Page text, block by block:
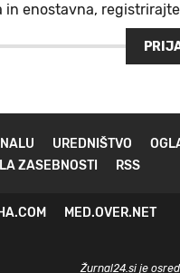
in enostavna,
UREDNIŠTVO
ZASEBNOSTI
RSS
MED.OVER.NET
Žurnal24.si je